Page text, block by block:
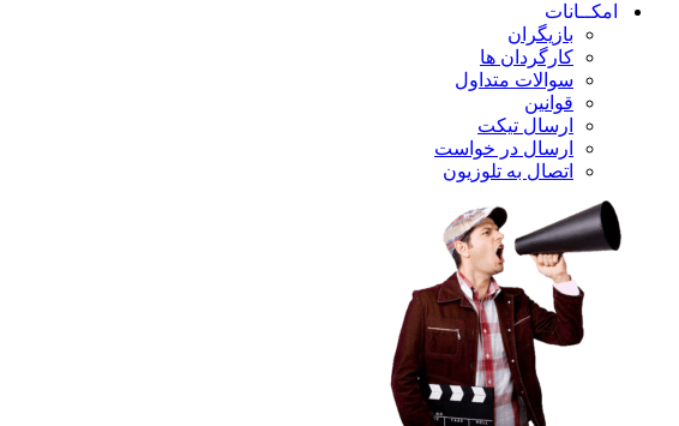
امکــانات
بازیگران
کارگردان ها
سوالات متداول
قوانین
ارسال تیکت
ارسال در خواست
اتصال به تلوزیون